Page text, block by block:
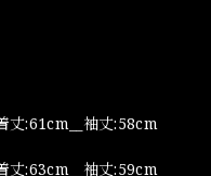
丈:61cm__袖丈:58cm
丈:63cm__袖丈:59cm